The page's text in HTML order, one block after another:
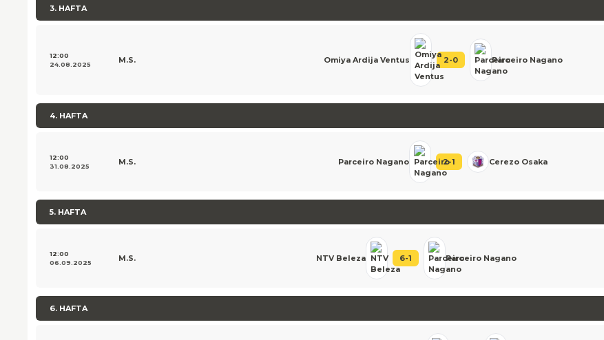
3. HAFTA
12:00
24.08.2025
M.S. Omiya Ardija Ventus 2-0 Parceiro Nagano
4. HAFTA
12:00
31.08.2025
M.S. Parceiro Nagano 2-1 Cerezo Osaka
5. HAFTA
12:00
06.09.2025
M.S. NTV Beleza 6-1 Parceiro Nagano
6. HAFTA